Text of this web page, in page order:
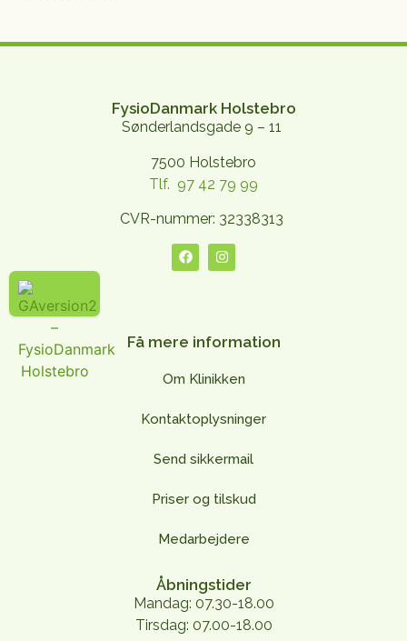
FysioDanmark Holstebro
Sønderlandsgade 9 – 11
7500 Holstebro
Tlf. 97 42 79 99
CVR-nummer: 32338313
Åbningstider
Mandag: 07.30-18.00
Tirsdag: 07.00-18.00
Få mere information
Om Klinikken
Kontaktoplysninger
Send sikkermail
Priser og tilskud
Medarbejdere